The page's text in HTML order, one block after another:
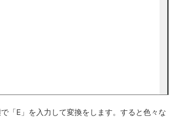
「E」を入力して変換をします。すると色々な